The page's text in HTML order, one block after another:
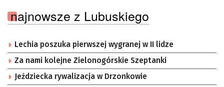
najnowsze z Lubuskiego
Lechia poszuka pierwszej wygranej w II lidze
Za nami kolejne Zielonogórskie Szeptanki
Jeździecka rywalizacja w Drzonkowie